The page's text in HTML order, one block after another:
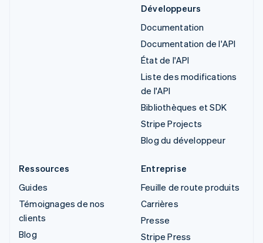
Développeurs
Documentation
Documentation de l'API
État de l'API
Liste des modifications
de l'API
Bibliothèques et SDK
Stripe Projects
Blog du développeur
Ressources
Guides
Témoignages de nos
clients
Blog
Entreprise
Feuille de route produits
Carrières
Presse
Stripe Press